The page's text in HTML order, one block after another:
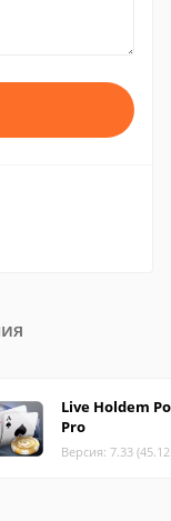
Live Holdem
Pro
Версия: 7.33